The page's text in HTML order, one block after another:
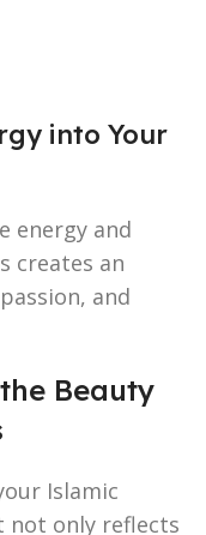
into Your
energy and
creates an
and
Beauty
Islamic
not only reflects